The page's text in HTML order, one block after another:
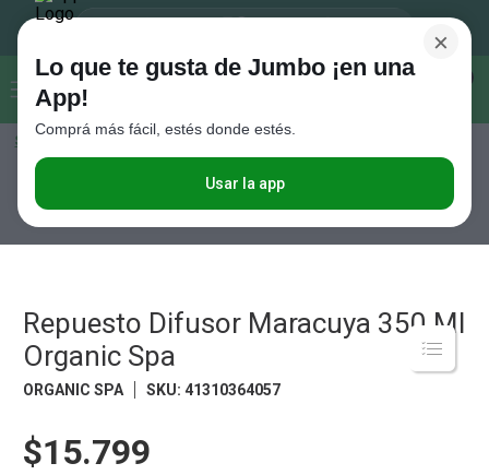
Buscar...
Seleccioná el método de entrega
×
Lo que te gusta de Jumbo ¡en una
App!
Comprá más fácil, estés donde estés.
Usar la app
Aromatizadores, Velas y Accesorios
Repuesto Difusor Maracuya 350 Ml Organic Spa
Repuesto Difusor Maracuya 350 Ml
Organic Spa
ORGANIC SPA SKU:41310364057
$15.799
Términos más buscados
Galletitas
Juguetes
Fideos